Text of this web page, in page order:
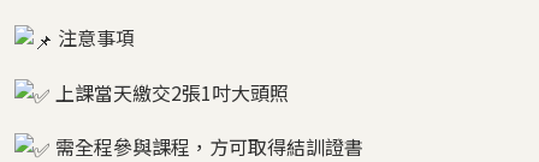
注意事項
上課當天繳交2張1吋大頭照
需全程參與課程，方可取得結訓證書